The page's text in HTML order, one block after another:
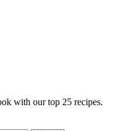
with our top 25 recipes.